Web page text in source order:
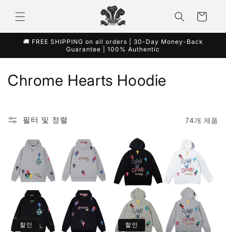
로 건너
뛰기
트
🚚 FREE SHIPPING on all orders | 30-Day Money-Back
Guarantee | 100% Authentic
컬
션
Chrome Hearts Hoodie
필터 및 정렬 74개 제품
할인 할인